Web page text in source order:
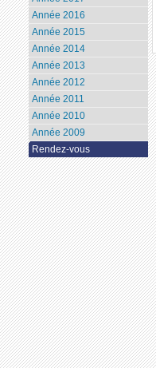
Année 2016
Année 2015
Année 2014
Année 2013
Année 2012
Année 2011
Année 2010
Année 2009
Rendez-vous